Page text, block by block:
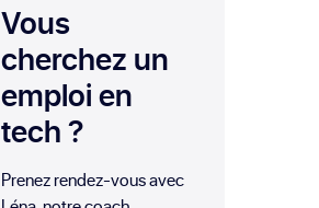
Vous
cherchez un
emploien
tech?
Prenez rendez-vous avec